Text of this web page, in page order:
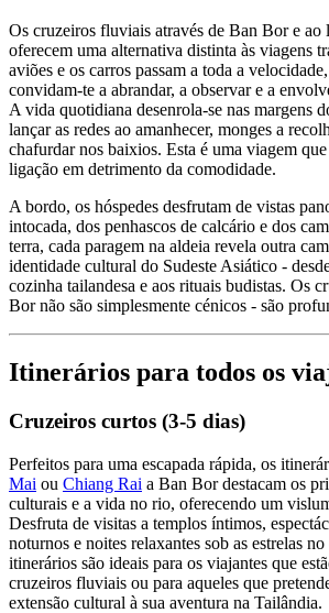
Os cruzeiros fluviais através de Ban Bor e
oferecem uma alternativa distinta às viagens
aviões e os carros passam a toda a
convidam-te a abrandar, a observar e a
A vida quotidiana desenrola-se nas margens
lançar as redes ao amanhecer, monges a
chafurdar nos baixios. Esta é uma viagem
ligação em detrimento da comodidade.
A bordo, os hóspedes desfrutam de vistas
intocada, dos penhascos de calcário e dos
terra, cada paragem na aldeia revela outra
identidade cultural do Sudeste Asiático -
cozinha tailandesa e aos rituais budistas. Os
Bor não são simplesmente cénicos - são
Itinerários para todos os
Cruzeiros curtos (3-5 dias)
Perfeitos para uma escapada rápida, os
Mai ou Chiang Rai a Ban Bor destacam os
culturais e a vida no rio, oferecendo um
Desfruta de visitas a templos íntimos,
noturnos e noites relaxantes sob as estrelas
itinerários são ideais para os viajantes que
cruzeiros fluviais ou para aqueles que
extensão cultural à sua aventura na Tailândia.